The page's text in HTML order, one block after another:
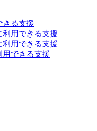
きる支援
利用できる支援
利用できる支援
用できる支援